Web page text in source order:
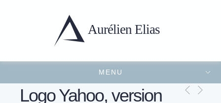
Aurélien Elias
MENU
FERMER LE MENU
Portfolio
Présentation
Projets récentsLogo Yahoo, version